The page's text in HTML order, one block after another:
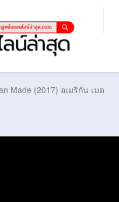
Made (2017) อเมริกัน เมด